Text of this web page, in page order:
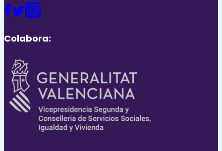
Colabora: